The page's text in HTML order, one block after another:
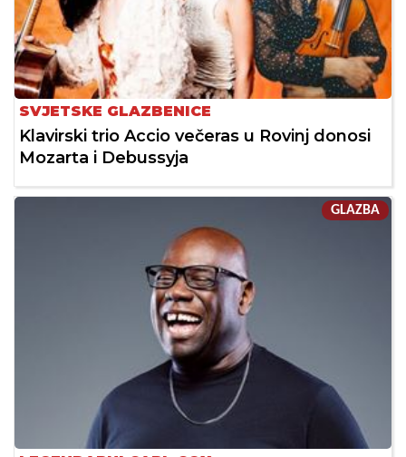
SVJETSKE GLAZBENICE
Klavirski trio Accio večeras u Rovinj donosi
Mozarta i Debussyja
GLAZBA